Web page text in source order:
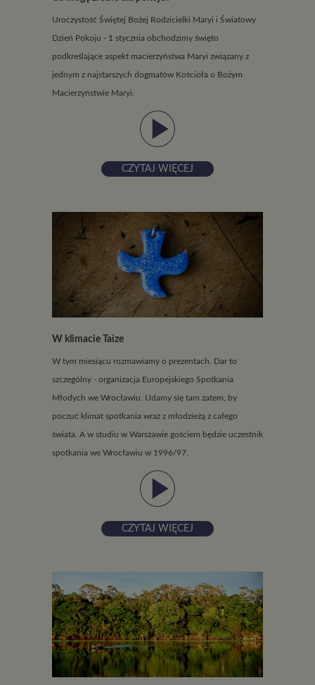
Uroczystość Świętej Bożej Rodzicielki Maryi i Światowy
Dzień Pokoju - 1 stycznia obchodzimy święto
podkreślające aspekt macierzyństwa Maryi związany z
jednym z najstarszych dogmatów Kościoła o Bożym
Macierzyństwie Maryi.
play_arrow
CZYTAJ WIĘCEJ
W klimacie Taize
W tym miesiącu rozmawiamy o prezentach. Dar to
szczególny - organizacja Europejskiego Spotkania
Młodych we Wrocławiu. Udamy się tam zatem, by
poczuć klimat spotkania wraz z młodzieżą z całego
świata. A w studiu w Warszawie gościem będzie uczestnik
spotkania we Wrocławiu w 1996/97.
play_arrow
CZYTAJ WIĘCEJ